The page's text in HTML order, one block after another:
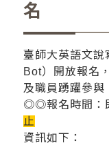
名
臺師大英語文說
Bot）開放報名
及職員踴躍參與
◎◎報名時間：
止
資訊如下：